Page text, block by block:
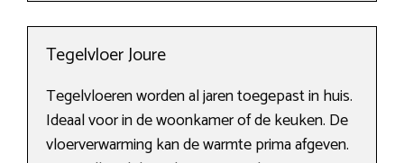
Tegelvloer Joure
Tegelvloeren worden al jaren toegepast in huis.
Ideaal voor in de woonkamer of de keuken. De
vloerverwarming kan de warmte prima afgeven.